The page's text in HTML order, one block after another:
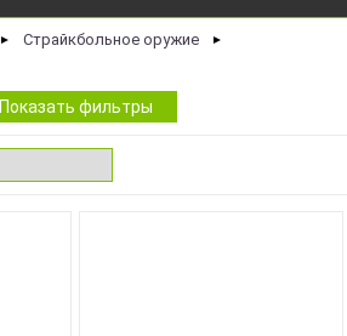
► Страйкбольное оружие ►
Показать фильтры